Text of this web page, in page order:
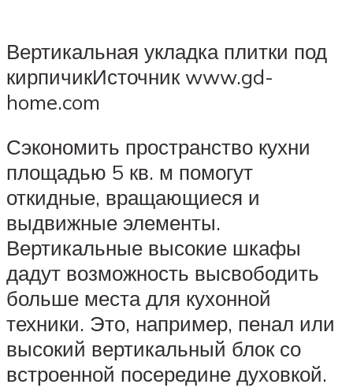
Вертикальная укладка плитки под
кирпичикИсточник www.gd-
home.com
Сэкономить пространство кухни
площадью 5 кв. м помогут
откидные, вращающиеся и
выдвижные элементы.
Вертикальные высокие шкафы
дадут возможность высвободить
больше места для кухонной
техники. Это, например, пенал или
высокий вертикальный блок со
встроенной посередине духовкой.